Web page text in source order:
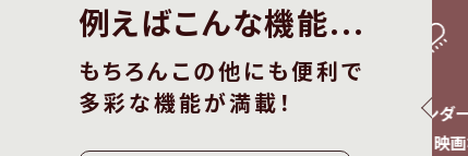
例えばこんな機能...
もちろんこの他にも便利で
多彩な機能が満載！
イベントカレンダーで